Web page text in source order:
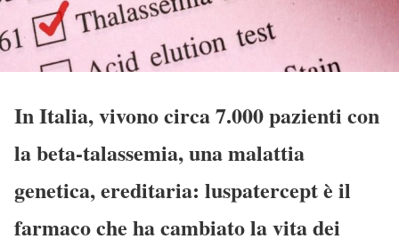
In Italia, vivono circa 7.000 pazienti con
la beta-talassemia, una malattia
genetica, ereditaria: luspatercept è il
farmaco che ha cambiato la vita dei